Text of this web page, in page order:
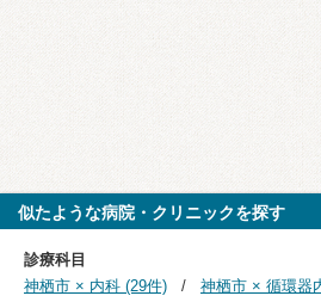
似たような病院・クリニックを探す
診療科目
神栖市 × 内科 (29件)
神栖市 × 循環器